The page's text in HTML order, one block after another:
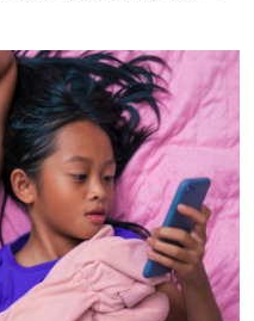
Khoa học & Công nghệ
Tin Khoa học & Công nghệ
Kết nối công nghệ